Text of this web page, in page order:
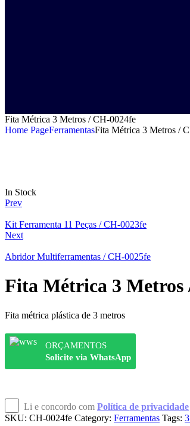
Fita Métrica 3 Metros / CH-0024fe
Home PageFerramentasFita Métrica 3 Metros /
In Stock
Prev
Kit Ferramenta 11 Peças / CH-0023fe
Next
Abridor Multiferramentas / CH-0025fe
Fita Métrica 3 Metros
Fita métrica plástica de 3 metros
ORÇAMENTOS
Solicite via WhatsApp
Li e concordo com Política de privacidade
SKU: CH-0024fe Category: Ferramentas Tags: